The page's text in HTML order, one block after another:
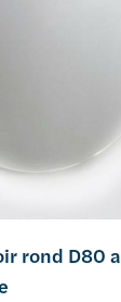
rond D80